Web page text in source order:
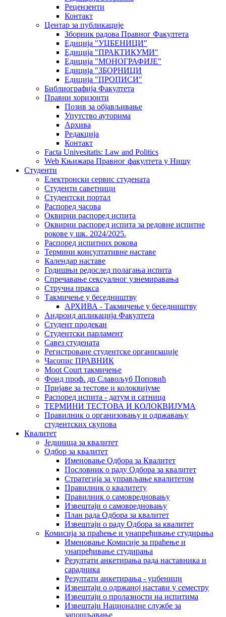
Рецензенти
Контакт
Центар за публикације
Зборник радова Правног Факултета
Едиција "УЏБЕНИЦИ"
Едиција "ПРАКТИКУМИ"
Едиција "МОНОГРАФИЈЕ"
Едиција "ЗБОРНИЦИ
Едиција "ПРОПИСИ"
Библиографија Факултета
Правни хоризонти
Позив за објављивање
Упутство ауторима
Архива
Редакција
Контакт
Facta Univesitatis: Law and Politics
Web Књижара Правног факултета у Нишу
Студенти
Електронски сервис студената
Студенти саветници
Студентски портал
Распоред часова
Оквирни распоред испита
Оквирни распоред испита за редовне испитне
рокове у шк. 2024/2025.
Распоред испитних рокова
Термини консултативне наставе
Календар наставе
Годишњи редослед полагања испита
Спречавање сексуалног узнемиравања
Стручна пракса
Такмичење у беседништву
АРХИВА - Такмичење у беседништву
Андроид апликација Факултета
Студент продекан
Студентски парламент
Савез студената
Регистроване студентске организације
Часопис ПРАВНИК
Moot Court такмичење
Фонд проф. др Славољуб Поповић
Пријаве за тестове и колоквијуме
Распоред испита - датум и сатница
ТЕРМИНИ ТЕСТОВА И КОЛОКВИЈУМА
Правилник о организовању и одржавању
студентских скупова
Квалитет
Јединица за квалитет
Одбор за квалитет
Именовање Одбора за Квалитет
Пословник о раду Одбора за квалитет
Стратегија за управљање квалитетом
Правилник о квалитету
Правилник о самовредновању
Извештаји о самовредновању
План рада Одбора за квалитет
Извештаји о раду Одбора за квалитет
Комисија за праћење и унапређивање студирања
Именовање Комисије за праћење и
унапређивање студирања
Резултати анкетирања рада наставника и
сарадника
Резултати анкетирања - уџбеници
Извештаји о одржаној настави у семестру
Извештаји о пролазности на испитима
Извештаји Националне службе за
запошљавање